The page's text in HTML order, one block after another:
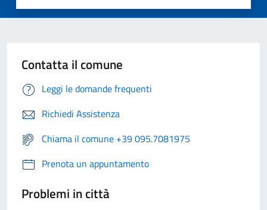
Contatta il comune
Leggi le domande frequenti
Richiedi Assistenza
Chiama il comune +39 095.7081975
Prenota un appuntamento
Problemi in città